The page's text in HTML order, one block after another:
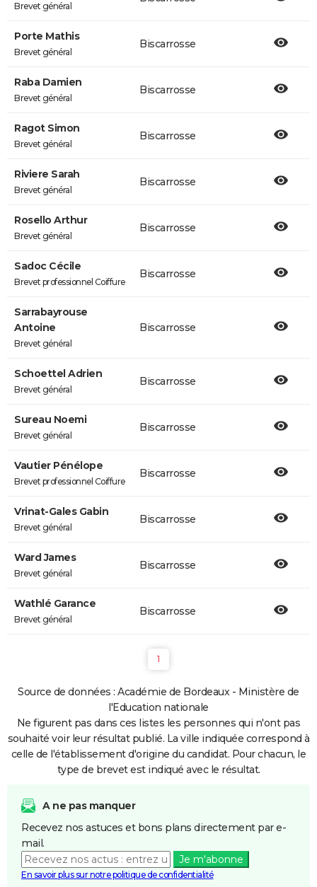
Brevet général
Porte Mathis
Brevet général
Biscarrosse
Raba Damien
Brevet général
Biscarrosse
Ragot Simon
Brevet général
Biscarrosse
Riviere Sarah
Brevet général
Biscarrosse
Rosello Arthur
Brevet général
Biscarrosse
Sadoc Cécile
Brevet professionnel Coiffure
Biscarrosse
Sarrabayrouse
Antoine
Brevet général
Biscarrosse
Schoettel Adrien
Brevet général
Biscarrosse
Sureau Noemi
Brevet général
Biscarrosse
Vautier Pénélope
Brevet professionnel Coiffure
Biscarrosse
Vrinat-Gales Gabin
Brevet général
Biscarrosse
Ward James
Brevet général
Biscarrosse
Wathlé Garance
Brevet général
Biscarrosse
1
Source de données : Académie de Bordeaux - Ministère de
l'Education nationale
Ne figurent pas dans ces listes les personnes qui n'ont pas
souhaité voir leur résultat publié. La ville indiquée correspond à
celle de l'établissement d'origine du candidat. Pour chacun, le
type de brevet est indiqué avec le résultat.
A ne pas manquer
Recevez nos astuces et bons plans directement par e-
mail.
Je m'abonne
En savoir plus sur notre politique de confidentialité